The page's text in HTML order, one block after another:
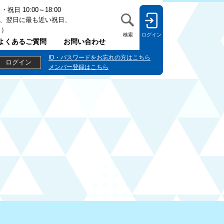
くあるご質問 お問い合わせ
検索 ログイン
祝日 10:00～18:00
翌日に最も近い祝日、